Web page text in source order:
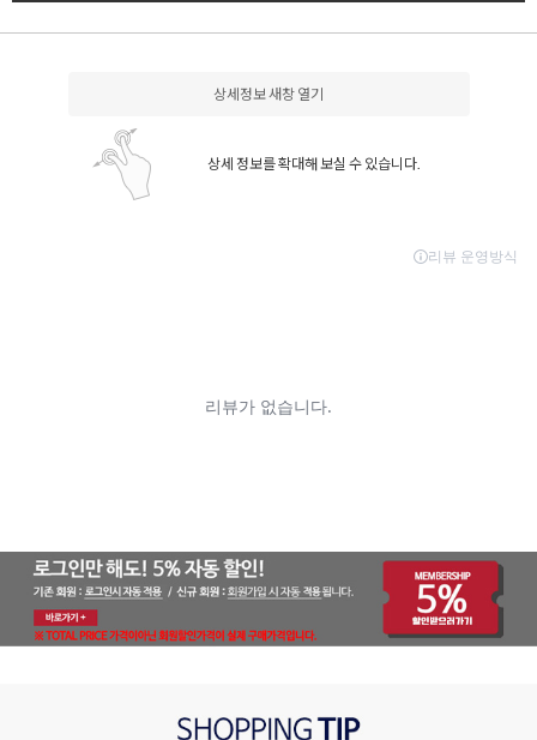
상세정보 새창 열기
상세 정보를 확대해 보실 수 있습니다.